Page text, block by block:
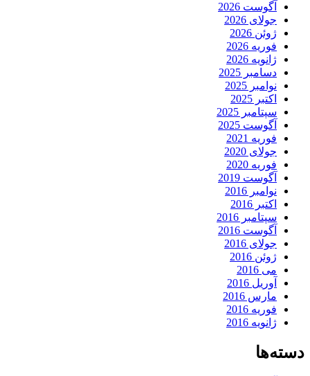
آگوست 2026
جولای 2026
ژوئن 2026
فوریه 2026
ژانویه 2026
دسامبر 2025
نوامبر 2025
اکتبر 2025
سپتامبر 2025
آگوست 2025
فوریه 2021
جولای 2020
فوریه 2020
آگوست 2019
نوامبر 2016
اکتبر 2016
سپتامبر 2016
آگوست 2016
جولای 2016
ژوئن 2016
می 2016
آوریل 2016
مارس 2016
فوریه 2016
ژانویه 2016
دسته‌ها